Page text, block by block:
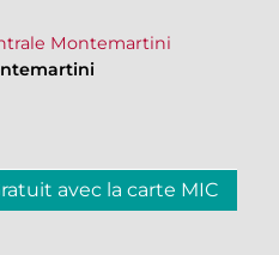
Montemartini
avec la carte MIC